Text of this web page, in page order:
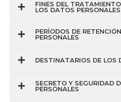
FINES DEL
LOS DATOS PERSONALES
PERÍODOS DE
PERSONALES
DESTINATARIOS DE LOS
SECRETO Y SEGURIDAD
PERSONALES